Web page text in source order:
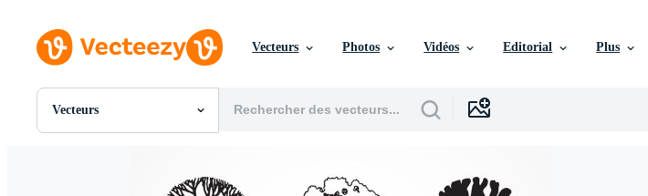
Vecteurs Photos Vidéos Editorial Plus
Vecteurs
Toutes Images